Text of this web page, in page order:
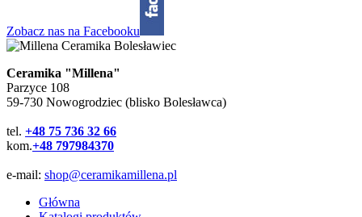
Zobacz nas na Facebooku
Ceramika "Millena"
Parzyce 108
59-730 Nowogrodziec (blisko Bolesławca)
tel. +48 75 736 32 66
kom.+48 797984370
e-mail: shop@ceramikamillena.pl
Główna